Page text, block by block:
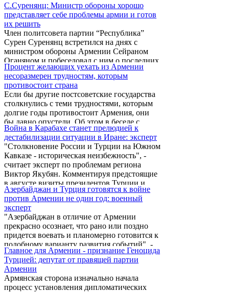
С.Суренянц: Министр обороны хорошо
представляет себе проблемы армии и готов
их решить
Член политсовета партии “Республика”
Сурен Суренянц встретился на днях с
министром обороны Армении Сейраном
Оганяном и побеседовал с ним о последних
трагических событиях в армянской армии.
“Я около часа откровенно беседовал с
министром Сейраном Оганяном. Основная
тема беседы – последние инциденты в
армии. Генерал был разгневан, как и многие
из нас”, - написал в своем личном блоге
представитель оппозиции.
Процент желающих уехать из Армении
несоразмерен трудностям, которым
противостоит страна
Если бы другие постсоветские государства
столкнулись с теми трудностями, которым
долгие годы противостоит Армения, они
бы давно опустели. Об этом в беседе с
корреспондентом ARMENIA Today заявил
глава фракции «Наследие» Степан Сафарян.
Война в Карабахе станет прелюдией к
дестабилизации ситуации в Иране: эксперт
"Столкновение России и Турции на Южном
Кавказе - историческая неизбежность", -
считает эксперт по проблемам региона
Виктор Якубян. Комментируя предстоящие
в августе визиты президентов Турции и
России соответственно в Баку и Ереван,
эксперт заявил, что провал переговорного
процесса по урегулированию нагорно-
карабахского конфликта, зафиксированный
недавно в Казахстане, сделал насущной
необходимостью консультации военно-
политических партнеров по региону -
России с Арменией с одной стороны и
Азербайджана ...
Азербайджан и Турция готовятся к войне
против Армении не один год: военный
эксперт
"Азербайджан в отличие от Армении
прекрасно осознает, что рано или поздно
придется воевать и планомерно готовится к
подобному варианту развития событий", -
заявил в интервью азербайджанскому
агентству 1News.az председатель
азербайджанского Общественного
объединения "Офицеры запаса и в
отставке", военный эксперт Яшар
Главное для Армении - признание Геноцида
Турцией: депутат от правящей партии
Армении
Армянская сторона изначально начала
процесс установления дипломатических